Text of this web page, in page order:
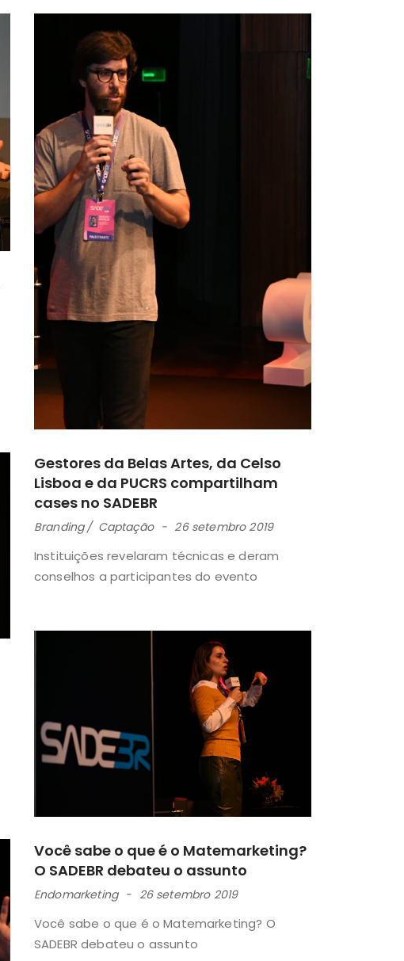
Gestores da Belas Artes, da Celso
Lisboa e da PUCRS compartilham
cases no SADEBR
Branding Captação 26 setembro 2019
Instituições revelaram técnicas e deram
conselhos a participantes do evento
Você sabe o que é o Matemarketing?
O SADEBR debateu o assunto
Endomarketing 26 setembro 2019
Você sabe o que é o Matemarketing? O
SADEBR debateu o assunto